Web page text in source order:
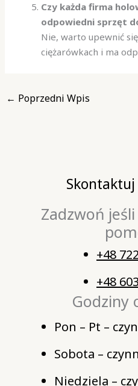
Czy każda firma
odpowiedni sprzęt
Nie, warto upewnić
ciężarówkach i ma
← Poprzedni Wpis
Zadzwoń
+48
+48
Godziny
Pon – Pt –
Sobota –
Niedziela –